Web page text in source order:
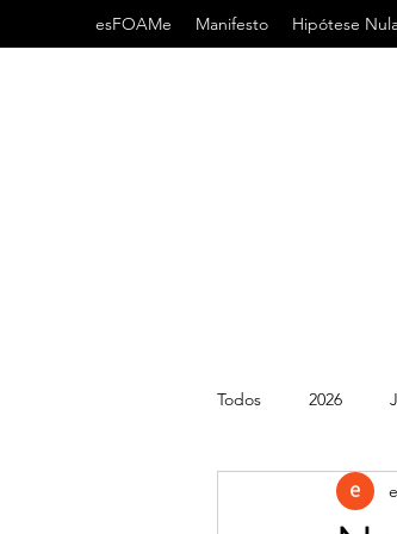
esFOAMe Manifesto Hipótese
Todos 2026
2021